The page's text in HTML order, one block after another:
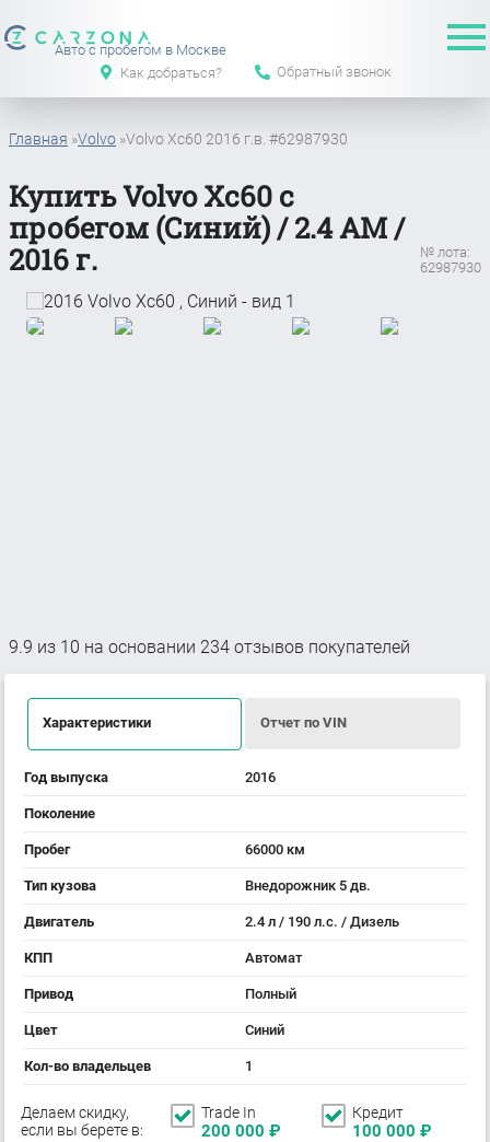
Авто с пробегом в Москве
Как добраться?
Обратный звонок
Главная »Volvo »Volvo Xc60 2016 г.в. #62987930
Купить Volvo Xc60 с
пробегом (Синий) / 2.4 АМ /
2016 г.
№ лота:
62987930
9.9 из 10 на основании 234 отзывов покупателей
Характеристики Отчет по VIN
Год выпуска 2016
Поколение
Пробег 66000 км
Тип кузова Внедорожник 5 дв.
Двигатель 2.4 л / 190 л.с. / Дизель
КПП Автомат
Привод Полный
Цвет Синий
Кол-во владельцев 1
Делаем скидку,
если вы берете в:
Trade In
200 000 ₽
Кредит
100 000 ₽